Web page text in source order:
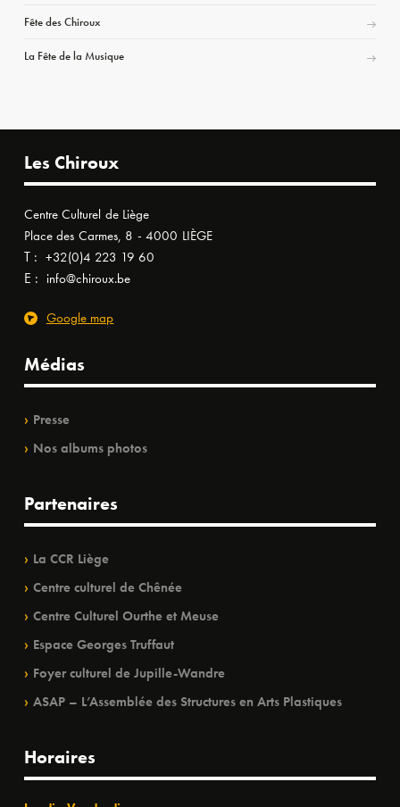
Fête des Chiroux
La Fête de la Musique
Les Chiroux
Centre Culturel de Liège
Place des Carmes, 8 - 4000 LIÈGE
T : +32(0)4 223 19 60
E : info@chiroux.be
Google map
Médias
Presse
Nos albums photos
Partenaires
La CCR Liège
Centre culturel de Chênée
Centre Culturel Ourthe et Meuse
Espace Georges Truffaut
Foyer culturel de Jupille-Wandre
ASAP – L’Assemblée des Structures en Arts Plastiques
Horaires